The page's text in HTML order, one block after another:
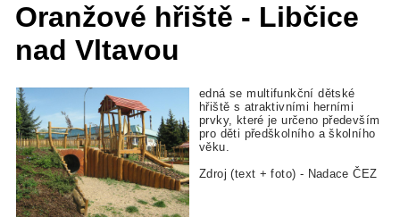
Oranžové hřiště - Libčice
nad Vltavou
edná se multifunkční dětské
hřiště s atraktivními herními
prvky, které je určeno především
pro děti předškolního a školního
věku.
Zdroj (text + foto) - Nadace ČEZ